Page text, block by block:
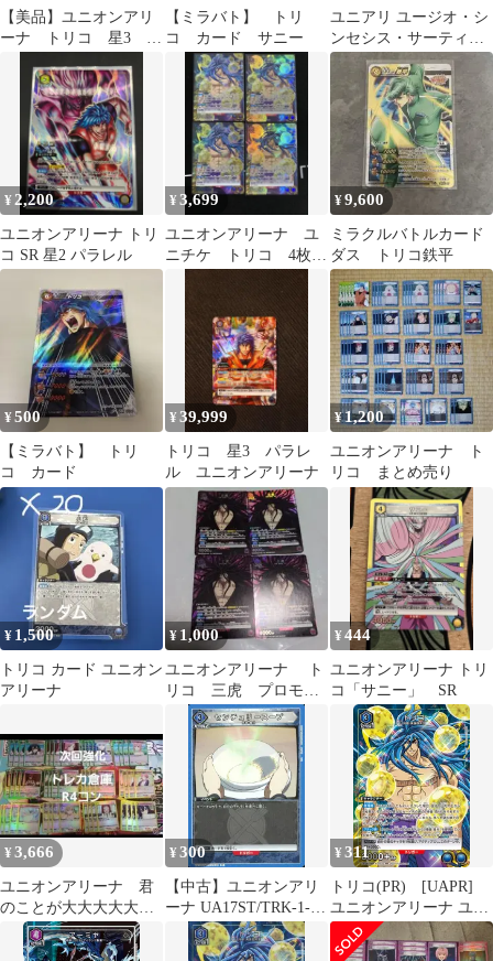
【美品】ユニオンアリ
ーナ トリコ 星3 パ
【ミラバト】 トリ
コ カード サニー
ユニアリ ユージオ・シ
ンセシス・サーティツ
ー パラレル SR★★ 星2
¥ 2,200
ユニオンアリーナ トリ
コ SR 星2 パラレル
¥3,699
ユニオンアリーナ ユ
ニチケ トリコ 4枚セ
¥9,600
ミラクルバトルカード
ダス トリコ鉄平
¥500
【ミラバト】 トリ
コ カード
¥39,999
トリコ 星3 パラレ
ル ユニオンアリーナ
¥1,200
ユニオンアリーナ ト
リコ まとめ売り
¥ 1,500
トリコ カード ユニオン
アリーナ
¥ 1,000
ユニオンアリーナ ト
リコ 三虎 プロモ
ユニチケ プレイ用 4
¥444
ユニオンアリーナ トリ
コ「サニー」 SR
¥3,666
ユニオンアリーナ 君
のことが大大大大大好
きな100人の彼女 レア
R以下４コン
¥300
【中古】ユニオンアリ
ーナ UA17ST/TRK-1-
109[R]：センチュリー
スープ
¥311
トリコ(PR) [UAPR]
ユニオンアリーナ ユニ
アリ プロモ